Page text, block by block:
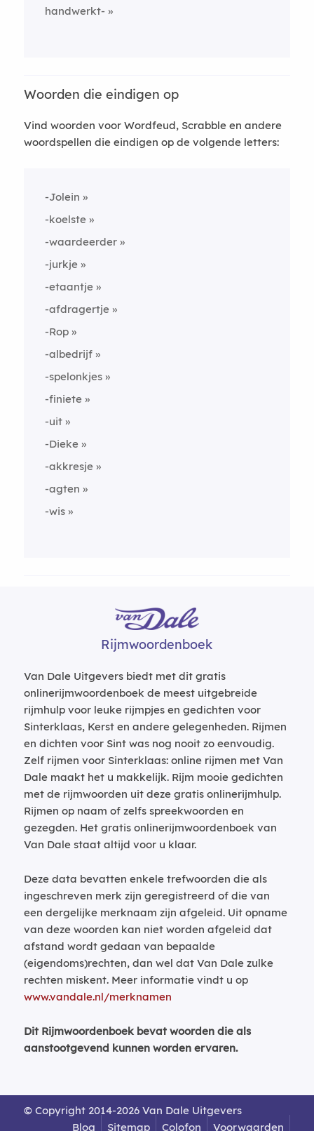
handwerkt-
Woorden die eindigen op
Vind woorden voor Wordfeud, Scrabble en andere
woordspellen die eindigen op de volgende letters:
-Jolein
-koelste
-waardeerder
-jurkje
-etaantje
-afdragertje
-Rop
-albedrijf
-spelonkjes
-finiete
-uit
-Dieke
-akkresje
-agten
-wis
Rijmwoordenboek
Van Dale Uitgevers biedt met dit gratis
onlinerijmwoordenboek de meest uitgebreide
rijmhulp voor leuke rijmpjes en gedichten voor
Sinterklaas, Kerst en andere gelegenheden. Rijmen
en dichten voor Sint was nog nooit zo eenvoudig.
Zelf rijmen voor Sinterklaas: online rijmen met Van
Dale maakt het u makkelijk. Rijm mooie gedichten
met de rijmwoorden uit deze gratis onlinerijmhulp.
Rijmen op naam of zelfs spreekwoorden en
gezegden. Het gratis onlinerijmwoordenboek van
Van Dale staat altijd voor u klaar.
Deze data bevatten enkele trefwoorden die als
ingeschreven merk zijn geregistreerd of die van
een dergelijke merknaam zijn afgeleid. Uit opname
van deze woorden kan niet worden afgeleid dat
afstand wordt gedaan van bepaalde
(eigendoms)rechten, dan wel dat Van Dale zulke
rechten miskent. Meer informatie vindt u op
www.vandale.nl/merknamen
Dit Rijmwoordenboek bevat woorden die als
aanstootgevend kunnen worden ervaren.
© Copyright 2014-2026 Van Dale Uitgevers
Blog
Sitemap Colofon Voorwaarden